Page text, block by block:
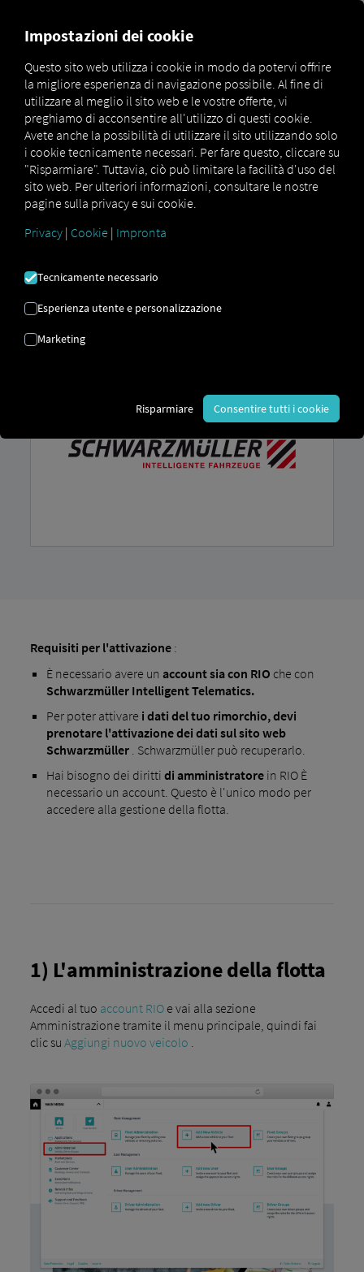
Marketplace Connectors
Schwarzmueller
Connect
to
SCHWARZMÜLLER
ONBOARDING
Istruzioni passo passo per
personalizzare i tuoi rimorchi con
RIO per connettersi.
Requisiti per l'attivazione:
È necessario avere un accountsia con RIO che con
Schwarzmüller Intelligent Telematics.
Per poter attivare i dati del tuo rimorchio, devi
prenotare l'attivazione dei dati sul sito web
Schwarzmüller. Schwarzmüller può recuperarlo.
Hai bisogno dei diritti di amministratorein RIO È
necessario un account. Questo è l'unico modo per
accedere alla gestione della flotta.
1) L'amministrazione della flotta
Accedi al tuo account RIOe vai alla sezione
Amministrazione tramite il menu principale, quindi fai
clic su Aggiungi nuovo veicolo .
Impostazioni dei cookie
Questo sito web utilizza i cookie in modo da potervi offrire
la migliore esperienza di navigazione possibile. Al fine di
utilizzare al meglio il sito web e le vostre offerte, vi
preghiamo di acconsentire all'utilizzo di questi cookie.
Avete anche la possibilità di utilizzare il sito utilizzando solo
i cookie tecnicamente necessari. Per fare questo, cliccare su
"Risparmiare". Tuttavia, ciò può limitare la facilità d'uso del
sito web. Per ulteriori informazioni, consultare le nostre
pagine sulla privacy e sui cookie.
Privacy | Cookie | Impronta
Tecnicamente necessario
Esperienza utente e personalizzazione
Marketing
Risparmiare Consentire tutti i cookie